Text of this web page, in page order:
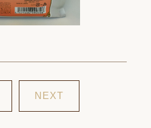
NEXT